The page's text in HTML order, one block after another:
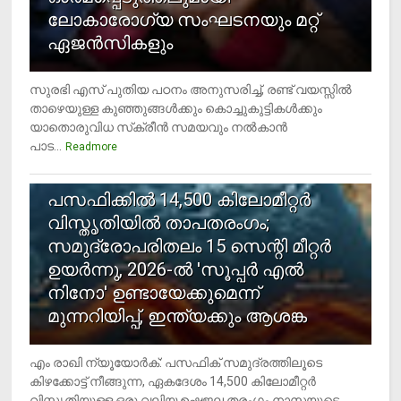
ലോകാരോഗ്യ സംഘടനയും മറ്റ്
ഏജന്‍സികളും
സുരഭി എസ് പുതിയ പഠനം അനുസരിച്ച്, രണ്ട് വയസ്സില്‍
താഴെയുള്ള കുഞ്ഞുങ്ങള്‍ക്കും കൊച്ചുകുട്ടികള്‍ക്കും
യാതൊരുവിധ സ്‌ക്രീന്‍ സമയവും നല്‍കാന്‍
പാട...
Readmore
പസഫിക്കില്‍ 14,500 കിലോമീറ്റര്‍
വിസ്തൃതിയില്‍ താപതരംഗം;
സമുദ്രോപരിതലം 15 സെന്റി മീറ്റര്‍
ഉയര്‍ന്നു, 2026-ല്‍ 'സൂപ്പര്‍ എല്‍
നിനോ' ഉണ്ടായേക്കുമെന്ന്
മുന്നറിയിപ്പ്, ഇന്ത്യക്കും ആശങ്ക
എം രാഖി ന്യൂയോര്‍ക്: പസഫിക് സമുദ്രത്തിലൂടെ
കിഴക്കോട്ട് നീങ്ങുന്ന, ഏകദേശം 14,500 കിലോമീറ്റര്‍